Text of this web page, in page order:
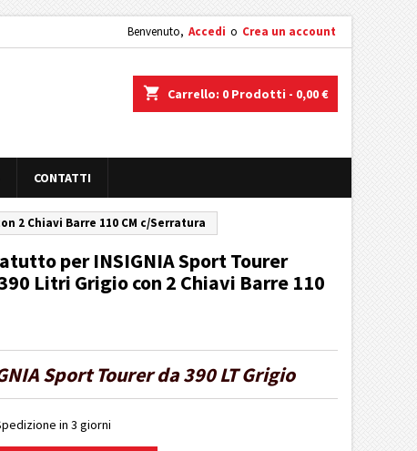
Benvenuto, Accedi o Crea un account
shopping_cart Carrello: 0 Prodotti - 0,00 €
CONTATTI
2 Chiavi Barre 110 CM c/Serratura
per INSIGNIA Sport Tourer
Litri Grigio con 2 Chiavi Barre 110
Sport Tourer da 390 LT Grigio
in 3 giorni